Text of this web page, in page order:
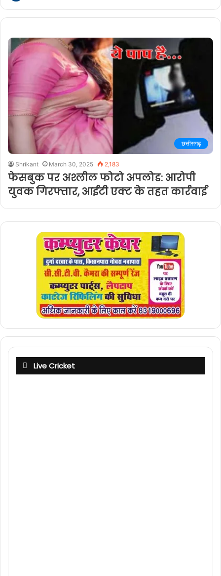
छत्तीसगढ़
Shrikant March 30, 2025 2,183
फेसबुक पर अश्लील फोटो अपलोड: आरोपी
युवक गिरफ्तार, आईटी एक्ट के तहत कार्रवाई
Live Cricket